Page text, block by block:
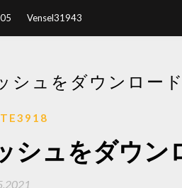
Vensel31943
シュをダウンロード
シュをダウン